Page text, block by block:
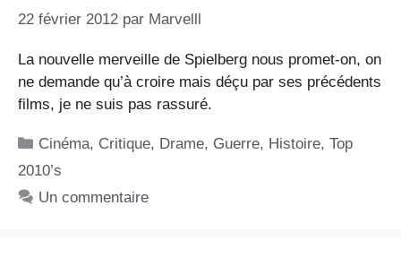
22 février 2012 par Marvelll
La nouvelle merveille de Spielberg nous promet-on, on
ne demande qu’à croire mais déçu par ses précédents
films, je ne suis pas rassuré.
Catégories
Cinéma, Critique, Drame, Guerre, Histoire,Top
2010’s
Un commentaire